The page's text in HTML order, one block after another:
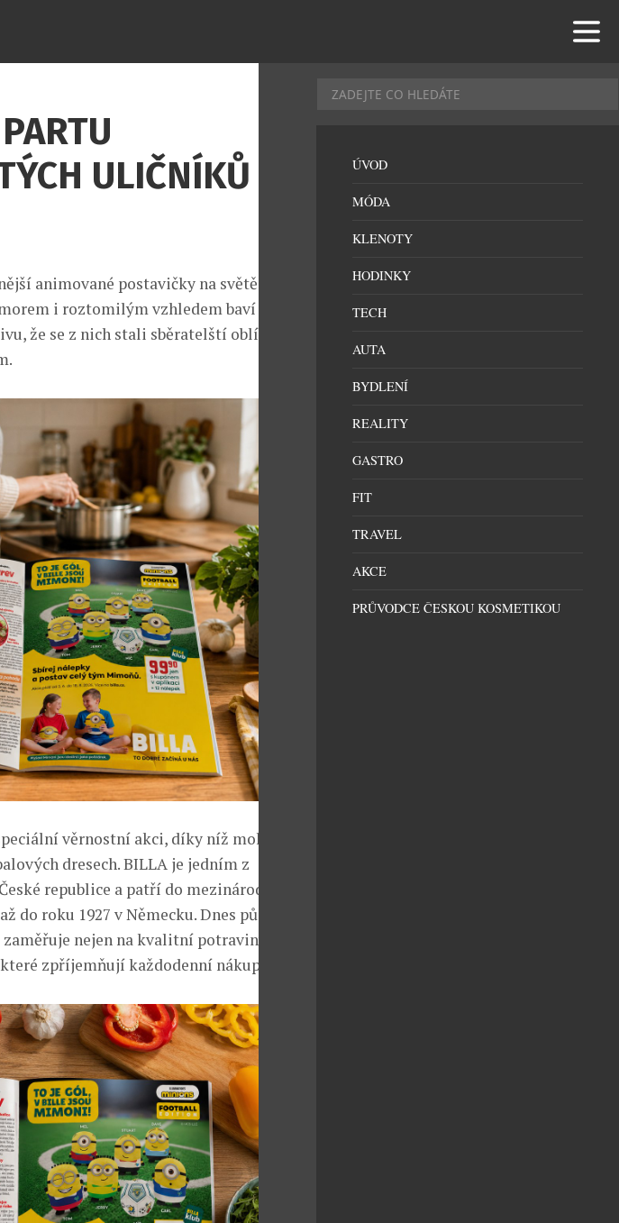
ULIČNÍKŮ Z
animované postavičky na světě. Svými
i roztomilým vzhledem baví děti i
že se z nich stali sběratelští oblíbenci a
věrnostní akci, díky níž mohou
dresech. BILLA je jedním z
republice a patří do mezinárodní
do roku 1927 v Německu. Dnes působí ve
nejen na kvalitní potraviny, ale
zpříjemňují každodenní nákupy.
ÚVOD
MÓDA
KLENOTY
HODINKY
TECH
AUTA
BYDLENÍ
REALITY
GASTRO
FIT
TRAVEL
AKCE
PRŮVODCE ČESKOU KOSMETIKOU